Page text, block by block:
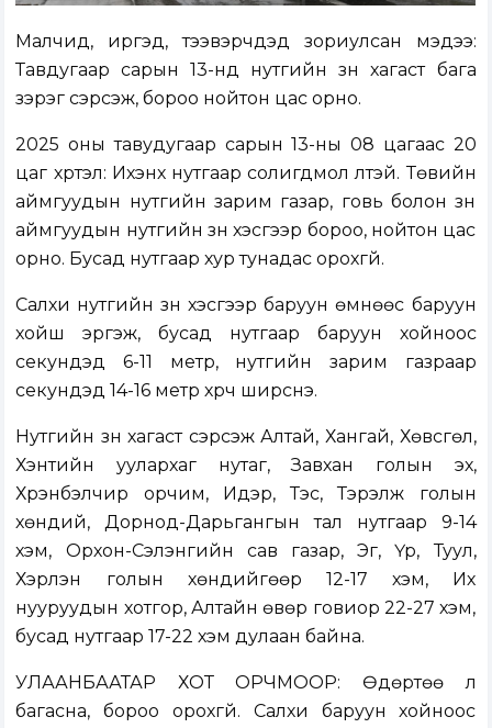
Малчид, иргэд, тээвэрчдэд зориулсан мэдээ:
Тавдугаар сарын 13-нд нутгийн зүүн хагаст бага
зэрэг сэрүүсэж, бороо нойтон цас орно.
2025 оны тавудугаар сарын 13-ны 08 цагаас 20
цаг хүртэл: Ихэнх нутгаар солигдмол үүлтэй. Төвийн
аймгуудын нутгийн зарим газар, говь болон зүүн
аймгуудын нутгийн зүүн хэсгээр бороо, нойтон цас
орно. Бусад нутгаар хур тунадас орохгүй.
Салхи нутгийн зүүн хэсгээр баруун өмнөөс баруун
хойш эргэж, бусад нутгаар баруун хойноос
секундэд 6-11 метр, нутгийн зарим газраар
секундэд 14-16 метр хүрч ширүүснэ.
Нутгийн зүүн хагаст сэрүүсэж Алтай, Хангай, Хөвсгөл,
Хэнтийн уулархаг нутаг, Завхан голын эх,
Хүрэнбэлчир орчим, Идэр, Тэс, Тэрэлж голын
хөндий, Дорнод-Дарьгангын тал нутгаар 9-14
хэм, Орхон-Сэлэнгийн сав газар, Эг, Үүр, Туул,
Хэрлэн голын хөндийгөөр 12-17 хэм, Их
нууруудын хотгор, Алтайн өвөр говиор 22-27 хэм,
бусад нутгаар 17-22 хэм дулаан байна.
УЛААНБААТАР ХОТ ОРЧМООР: Өдөртөө үүл
багасна, бороо орохгүй. Салхи баруун хойноос